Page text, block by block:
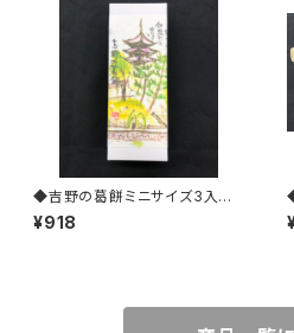
◆吉野の葛餅ミニサイズ3入り
【黒蜜・きな粉付】
¥918